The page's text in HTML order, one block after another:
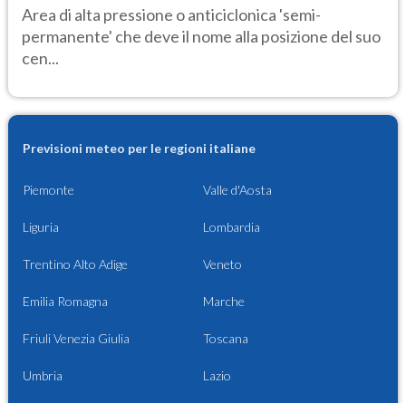
Area di alta pressione o anticiclonica 'semi-
permanente' che deve il nome alla posizione del suo
cen...
Previsioni meteo per le regioni italiane
Piemonte Valle d'Aosta
Liguria Lombardia
Trentino Alto Adige Veneto
Emilia Romagna Marche
Friuli Venezia Giulia Toscana
Umbria Lazio